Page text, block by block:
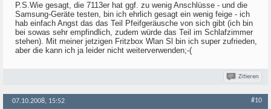
P.S.Wie gesagt, die 7113er hat ggf. zu wenig Anschlüsse - und die
Samsung-Geräte testen, bin ich ehrlich gesagt ein wenig feige - ich
hab einfach Angst das das Teil Pfeifgeräusche von sich gibt (ich bin
bei sowas sehr empfindlich, zudem würde das Teil im Schlafzimmer
stehen). Mit meiner jetzigen Fritzbox Wlan Sl bin ich super zufrieden,
aber die kann ich ja leider nicht weiterverwenden;-(
Zitieren
07.10.2008, 15:52 #10